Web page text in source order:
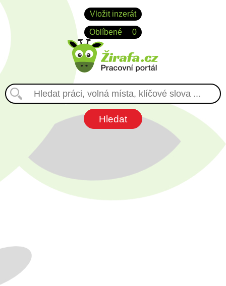
Vložit inzerát
Oblíbené 0